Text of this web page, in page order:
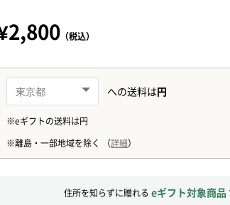
（税込）
住所を知らずに贈れる eギフト対象商品